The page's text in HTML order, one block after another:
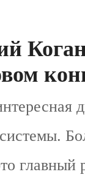
главный